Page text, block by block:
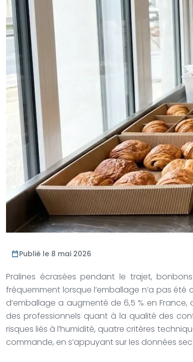
Publié le 8 mai 2026
Pralines écrasées pendant le trajet,
fréquemment lorsque l’emballage n’a pas été
d’emballage a augmenté de 6,5 % en
des professionnels quant à la qualité des
risques liés à l’humidité, quatre critères
commande, en s’appuyant sur les données